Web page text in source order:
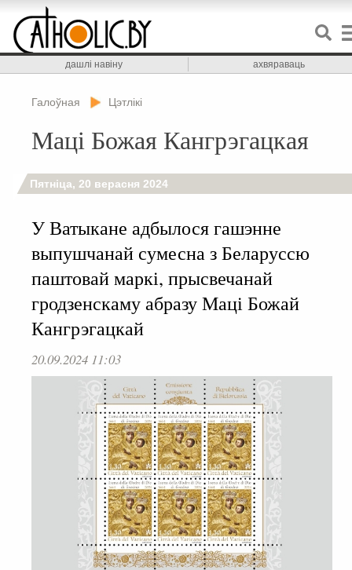
дашлі навіну ахвяраваць
Галоўная Цэтлікі
Маці Божая Кангрэгацкая
Пятніца, 20 верасня 2024
У Ватыкане адбылося гашэнне
выпушчанай сумесна з Беларуссю
паштовай маркі, прысвечанай
гродзенскаму абразу Маці Божай
Кангрэгацкай
20.09.2024 11:03